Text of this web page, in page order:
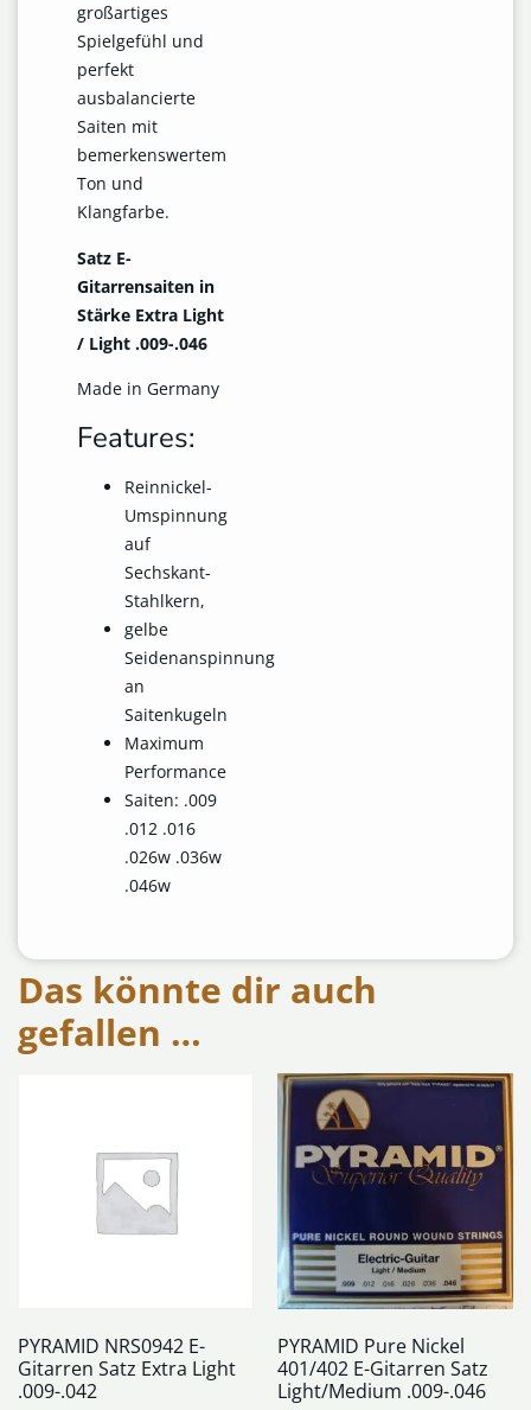
großartiges
Spielgefühl und
perfekt
ausbalancierte
Saiten mit
bemerkenswertem
Ton und
Klangfarbe.
Satz E-
Gitarrensaiten in
Stärke Extra Light
/ Light .009-.046
Made in Germany
Features:
Reinnickel-
Umspinnung
auf
Sechskant-
Stahlkern,
gelbe
Seidenanspinnung
an
Saitenkugeln
Maximum
Performance
Saiten: .009
.012 .016
.026w .036w
.046w
Das könnte dir auch
gefallen …
PYRAMID NRS0942 E-
Gitarren Satz Extra Light
.009-.042
PYRAMID Pure Nickel
401/402 E-Gitarren Satz
Light/Medium .009-.046